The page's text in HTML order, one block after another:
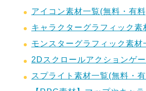
アイコン素材一覧(無料・有
キャラクターグラフィック
モンスターグラフィック素材
2Dスクロールアクションゲ
スプライト素材一覧(無料・